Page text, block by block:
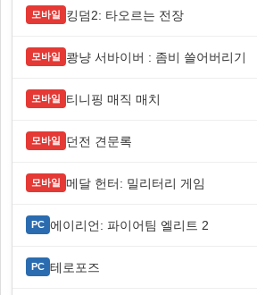
모바일 킹덤2: 타오르는 전장
모바일 쾅냥 서바이버 : 좀비 쓸어버리기
모바일 티니핑 매직 매치
모바일 던전 견문록
모바일 메달 헌터: 밀리터리 게임
PC 에이리언: 파이어팀 엘리트 2
PC 테로포즈